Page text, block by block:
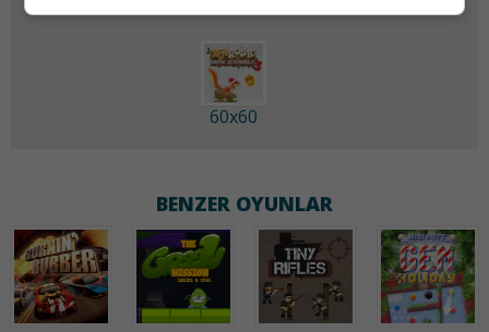
60x60
BENZER OYUNLAR